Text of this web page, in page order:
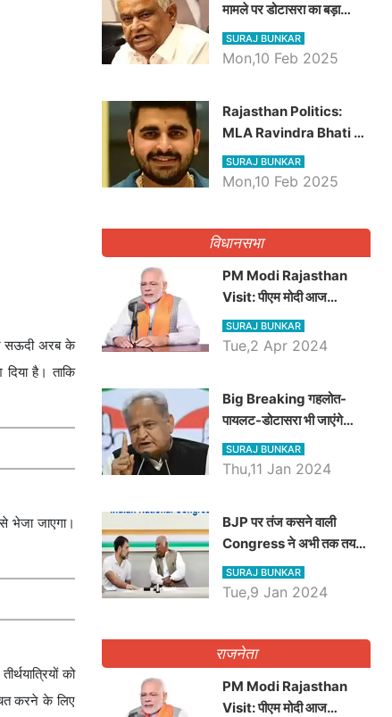
सऊदी अरब के
है। ताकि
भेजा जाएगा।
को
करने के लिए
मामले पर डोटासरा का बड़ा
आरोप, वीडियो में देखें AZ बड़ी
खबरें
SURAJ BUNKAR
Mon,10 Feb 2025
Rajasthan Politics:
MLA Ravindra Bhati ने
प्रदेश की शिक्षा व्यवस्था पर
उठाए सवाल, Madan
SURAJ BUNKAR
Mon,10 Feb 2025
विधानसभा
PM Modi Rajasthan
Visit: पीएम मोदी आज
राजस्थान में कोटपूतली में करेंगे
विशाल रैली, एक सभा से 8 सीटों
SURAJ BUNKAR
Tue,2 Apr 2024
Big Breaking गहलोत-
पायलट-डोटासरा भी जाएंगे
अयोध्या, करेंगे रामलला के दर्शन
SURAJ BUNKAR
Thu,11 Jan 2024
BJP पर तंज कसने वाली
Congress ने अभी तक तय
नहीं किया नेता प्रतिपक्ष, जानें
कौन होगा दावेदार
SURAJ BUNKAR
Tue,9 Jan 2024
राजनेता
PM Modi Rajasthan
Visit: पीएम मोदी आज